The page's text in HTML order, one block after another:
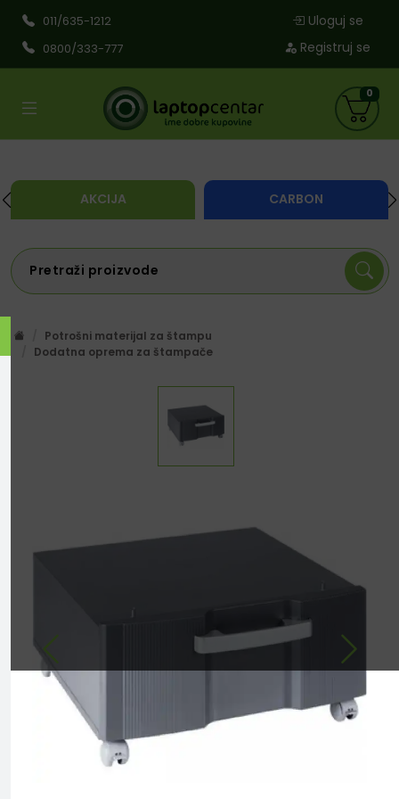
011/635-1212
0800/333-777
Uloguj se
Registruj se
AKCIJA CARBON
0
Potrošni materijal za štampu
Dodatna oprema za štampače